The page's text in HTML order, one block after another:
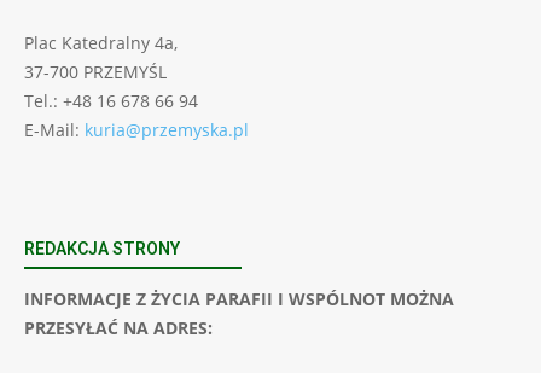
Plac Katedralny 4a,
37-700 PRZEMYŚL
Tel.: +48 16 678 66 94
E-Mail: kuria@przemyska.pl
REDAKCJA STRONY
INFORMACJE Z ŻYCIA PARAFII I WSPÓLNOT MOŻNA
PRZESYŁAĆ NA ADRES: